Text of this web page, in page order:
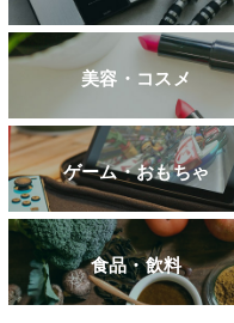
美容・コスメ
ゲーム・おもちゃ
食品・飲料